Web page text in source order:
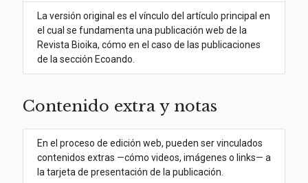
La versión original es el vínculo del artículo principal en
el cual se fundamenta una publicación web de la
Revista Bioika, cómo en el caso de las publicaciones
de la sección Ecoando.
Contenido extra y notas
En el proceso de edición web, pueden ser vinculados
contenidos extras —cómo videos, imágenes o links— a
la tarjeta de presentación de la publicación.